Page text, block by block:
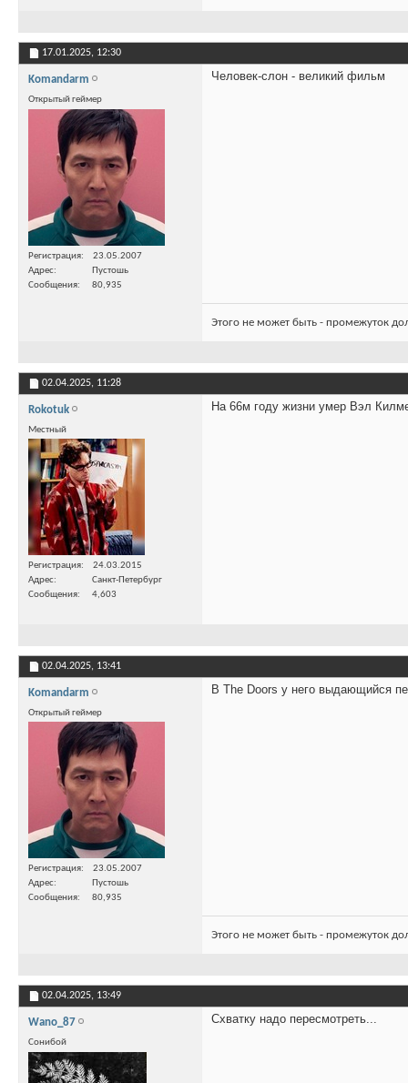
17.01.2025, 12:30
Komandarm
Открытый геймер
Регистрация
23.05.2007
Адрес
Пустошь
Сообщения
80,935
Человек-слон - великий фильм
Этого не может быть - промежуток
02.04.2025, 11:28
Rokotuk
Местный
Регистрация
24.03.2015
Адрес
Санкт-Петербург
Сообщения
4,603
На 66м году жизни умер Вэл
02.04.2025, 13:41
Komandarm
Открытый геймер
Регистрация
23.05.2007
Адрес
Пустошь
Сообщения
80,935
В The Doors у него выдающийся
Этого не может быть - промежуток
02.04.2025, 13:49
Wano_87
Сонибой
Схватку надо пересмотреть...